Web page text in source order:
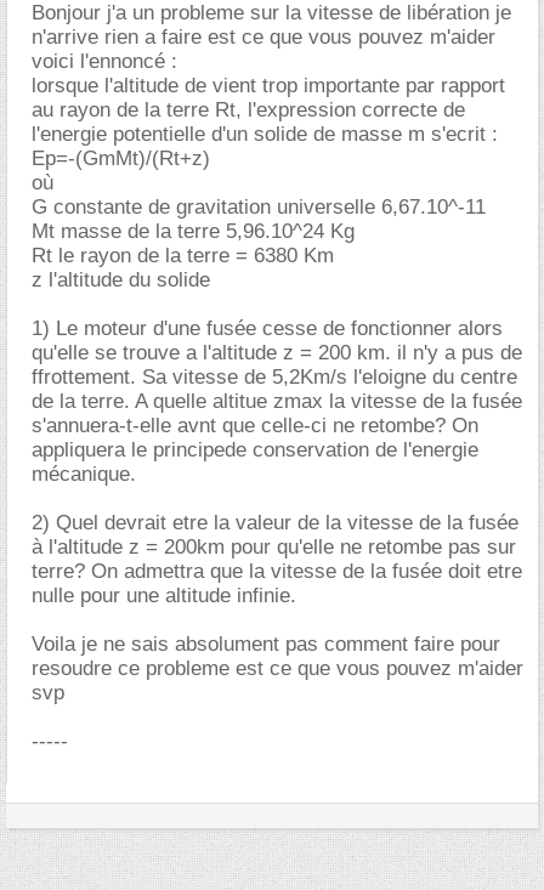
Bonjour j'a un probleme sur la vitesse de libération je
n'arrive rien a faire est ce que vous pouvez m'aider
voici l'ennoncé :
lorsque l'altitude de vient trop importante par rapport
au rayon de la terre Rt, l'expression correcte de
l'energie potentielle d'un solide de masse m s'ecrit :
Ep=-(GmMt)/(Rt+z)
où
G constante de gravitation universelle 6,67.10^-11
Mt masse de la terre 5,96.10^24 Kg
Rt le rayon de la terre = 6380 Km
z l'altitude du solide
1) Le moteur d'une fusée cesse de fonctionner alors
qu'elle se trouve a l'altitude z = 200 km. il n'y a pus de
ffrottement. Sa vitesse de 5,2Km/s l'eloigne du centre
de la terre. A quelle altitue zmax la vitesse de la fusée
s'annuera-t-elle avnt que celle-ci ne retombe? On
appliquera le principede conservation de l'energie
mécanique.
2) Quel devrait etre la valeur de la vitesse de la fusée
à l'altitude z = 200km pour qu'elle ne retombe pas sur
terre? On admettra que la vitesse de la fusée doit etre
nulle pour une altitude infinie.
Voila je ne sais absolument pas comment faire pour
resoudre ce probleme est ce que vous pouvez m'aider
svp
-----